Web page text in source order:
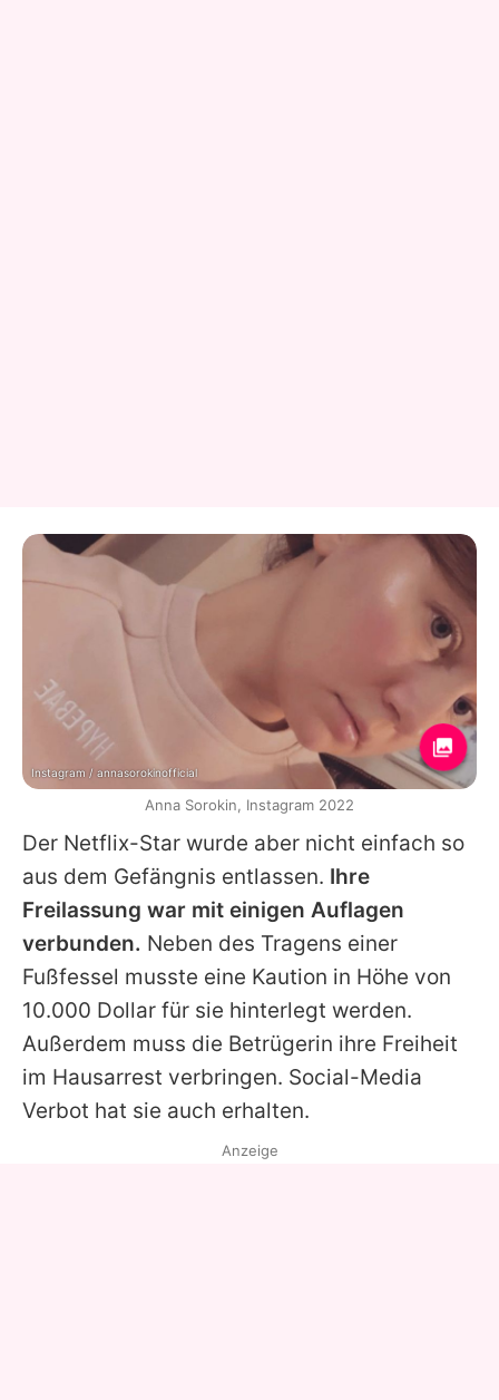
Der Netflix-Star wurde aber nicht einfach so
aus dem Gefängnis entlassen. Ihre
Freilassung war mit einigen Auflagen
verbunden. Neben des Tragens einer
Fußfessel musste eine Kaution in Höhe von
10.000 Dollar für sie hinterlegt werden.
Außerdem muss die Betrügerin ihre Freiheit
im Hausarrest verbringen. Social-Media
Verbot hat sie auch erhalten.
Instagram / annasorokinofficial
Anna Sorokin, Instagram 2022
Anzeige